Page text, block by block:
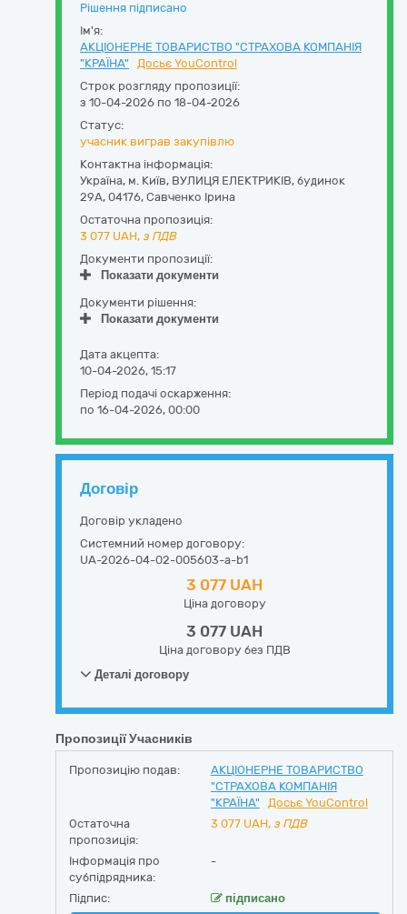
Рішення підписано
Ім'я:
АКЦІОНЕРНЕ ТОВАРИСТВО "СТРАХОВА КОМПАНІЯ
"КРАЇНА"
Досьє YouControl
Строк розгляду пропозиції:
з 10-04-2026 по 18-04-2026
Статус:
учасник виграв закупівлю
Контактна інформація:
Україна, м. Київ, ВУЛИЦЯ ЕЛЕКТРИКІВ, будинок
29А, 04176, Савченко Ірина
Остаточна пропозиція:
3 077 UAH, з ПДВ
Документи пропозиції:
Показати документи
Документи рішення:
Показати документи
Дата акцепта:
10-04-2026, 15:17
Період подачі оскарження:
по 16-04-2026, 00:00
Договір
Договір укладено
Системний номер договору:
UA-2026-04-02-005603-a-b1
3 077 UAH
Ціна договору
3 077 UAH
Ціна договору без ПДВ
Деталі договору
Пропозиції Учасників
Пропозицію подав:
АКЦІОНЕРНЕ ТОВАРИСТВО
"СТРАХОВА КОМПАНІЯ
"КРАЇНА"
Досьє YouControl
Остаточна
пропозиція:
3 077 UAH, з ПДВ
Інформація про
субпідрядника:
-
Підпис: підписано